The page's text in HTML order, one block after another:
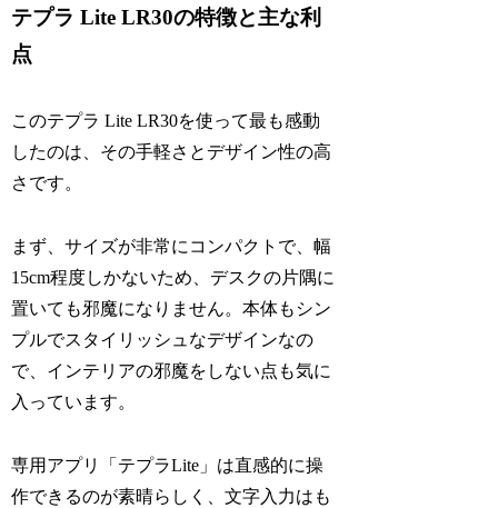
テプラ Lite LR30の特徴と主な利
点
このテプラ Lite LR30を使って最も感動
したのは、その手軽さとデザイン性の高
さです。
まず、サイズが非常にコンパクトで、幅
15cm程度しかないため、デスクの片隅に
置いても邪魔になりません。本体もシン
プルでスタイリッシュなデザインなの
で、インテリアの邪魔をしない点も気に
入っています。
専用アプリ「テプラLite」は直感的に操
作できるのが素晴らしく、文字入力はも